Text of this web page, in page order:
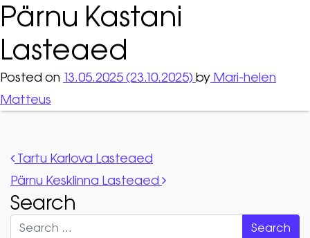
Pärnu Kastani
Lasteaed
Posted on 13.05.2025(23.10.2025) by Mari-helen
Matteus
Post navigation
Tartu Karlova Lasteaed
Pärnu Kesklinna Lasteaed
Search
Search